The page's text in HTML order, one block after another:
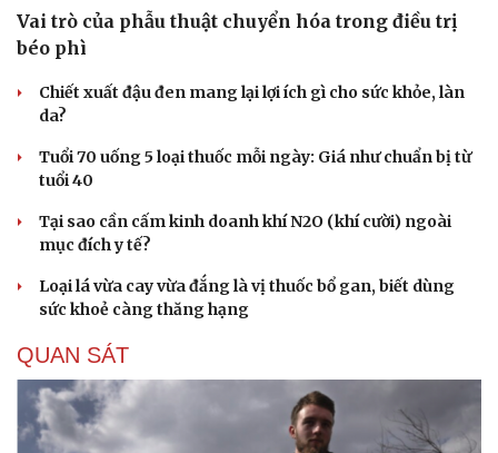
Vai trò của phẫu thuật chuyển hóa trong điều trị
béo phì
Chiết xuất đậu đen mang lại lợi ích gì cho sức khỏe, làn
da?
Tuổi 70 uống 5 loại thuốc mỗi ngày: Giá như chuẩn bị từ
tuổi 40
Tại sao cần cấm kinh doanh khí N2O (khí cười) ngoài
mục đích y tế?
Loại lá vừa cay vừa đắng là vị thuốc bổ gan, biết dùng
sức khoẻ càng thăng hạng
QUAN SÁT